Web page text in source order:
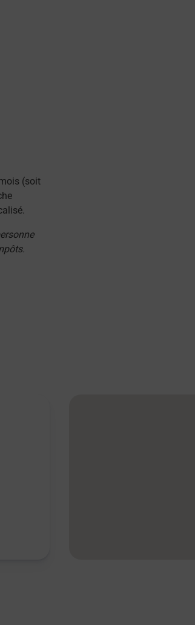
(soit